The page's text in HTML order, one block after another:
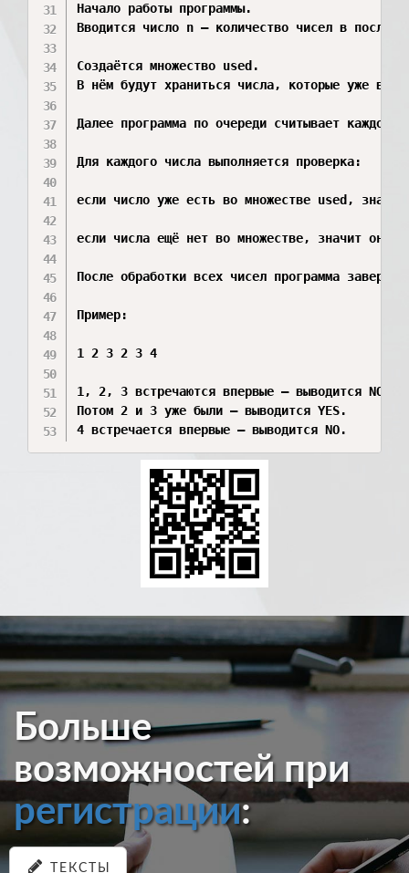
Начало работы программы.
Вводится число n — количество чисел в
Создаётся множество used.
В нём будут храниться числа, которые уже
Далее программа по очереди считывает каждое
Для каждого числа выполняется проверка:
если число уже есть во множестве used,
если числа ещё нет во множестве, значит оно
После обработки всех чисел программа
Пример:
1 2 3 2 3 4
1, 2, 3 встречаются впервые — выводится NO.
Потом 2 и 3 уже были — выводится YES.
4 встречается впервые — выводится NO.
Больше
возможностей при
регистрации:
ТЕКСТЫ